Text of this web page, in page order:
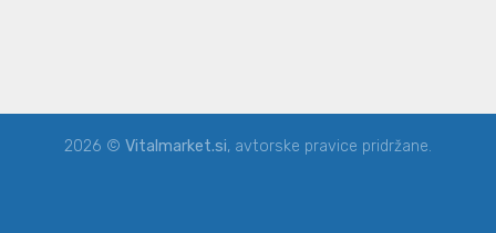
2026 © Vitalmarket.si, avtorske pravice pridržane.